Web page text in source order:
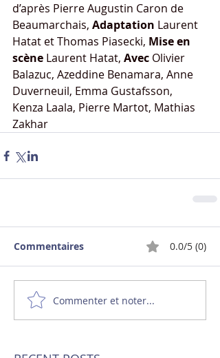
d’après Pierre Augustin Caron de
Beaumarchais, Adaptation Laurent
Hatat et Thomas Piasecki, Mise en
scène Laurent Hatat, Avec Olivier
Balazuc, Azeddine Benamara, Anne
Duverneuil, Emma Gustafsson,
Kenza Laala, Pierre Martot, Mathias
Zakhar
Commentaires 0.0/5 (0)
Commenter et noter...